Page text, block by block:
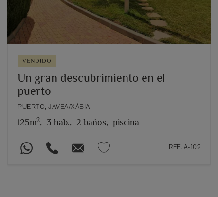
VENDIDO
Un gran descubrimiento en el
puerto
PUERTO, JÁVEA/XÀBIA
125m2, 3 hab., 2 baños, piscina
REF. A-102